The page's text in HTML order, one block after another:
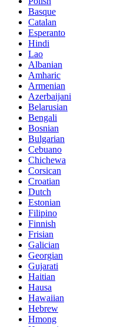
Basque
Catalan
Esperanto
Hindi
Lao
Albanian
Amharic
Armenian
Azerbaijani
Belarusian
Bengali
Bosnian
Bulgarian
Cebuano
Chichewa
Corsican
Croatian
Dutch
Estonian
Filipino
Finnish
Frisian
Galician
Georgian
Gujarati
Haitian
Hausa
Hawaiian
Hebrew
Hmong